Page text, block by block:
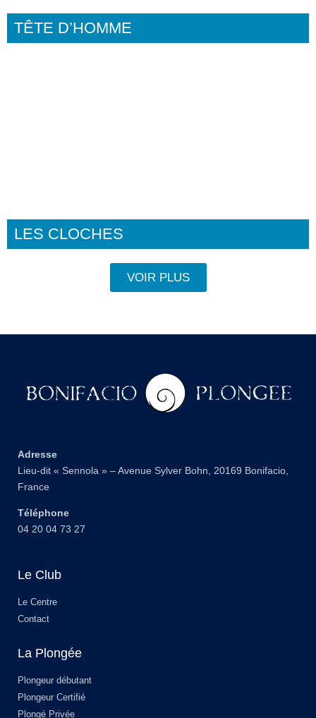
TÊTE D’HOMME
LES CLOCHES
VOIR PLUS
Adresse
Lieu-dit « Sennola » – Avenue Sylver Bohn, 20169 Bonifacio,
France
Téléphone
04 20 04 73 27
Le Club
Le Centre
Contact
La Plongée
Plongeur débutant
Plongeur Certifié
Plongé Privée